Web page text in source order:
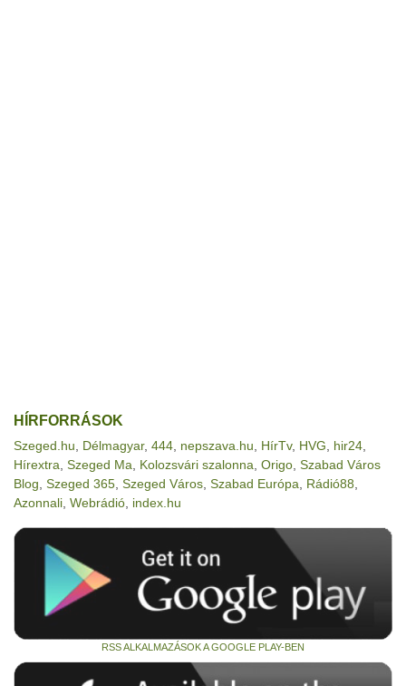
HÍRFORRÁSOK
Szeged.hu Délmagyar, 444 nepszava.hu HírTv, HVG hir24
Hírextra Szeged Ma Kolozsvári szalonna Origo Szabad Város
Blog Szeged 365 Szeged Város Szabad Európa Rádió88
Azonnali Webrádió index.hu
RSS ALKALMAZÁSOK A GOOGLE PLAY-BEN